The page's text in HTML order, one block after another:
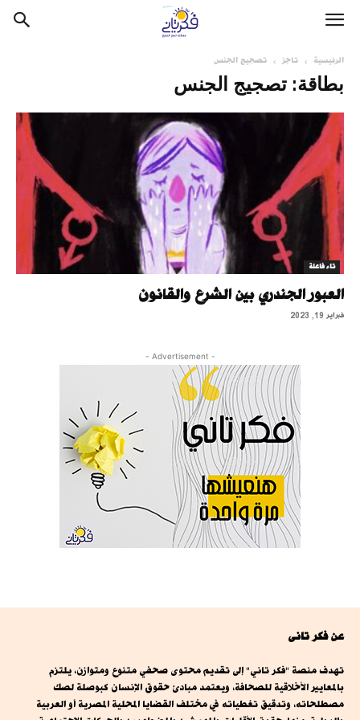
الرئيسية تاجز تصجيج الجنس
بطاقة: تصجيج الجنس
تاء فاعلة
العبور الجندري بين الشرع والقانون
فبراير 19, 2023
- Advertisement -
عن فكر تانى
تهدف منصة "فكر تاني" إلى تقديم محتوى صحفي متنوع ومتوازن، يلتزم
بالمعايير الأخلاقية للصحافة، ويعتمد مبادئ حقوق الإنسان كبوصلة لصك
مصطلحاته، وتدقيق تغطياته في مختلف القضايا المحلية المصرية أو العربية